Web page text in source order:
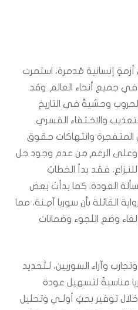
إنسانية مُدمرة، استمرت
جميع أنحاء العالم. وقد
وحشيةً في التاريخ
والاخـتفاء القسري
المتفجرة وانتهاكات حقوق
وعلى الرغم من عدم وجود حل
فقد بدأ الخطابُ
العودة. كما بدأتْ بعض
القائلة بأن سوريا آمِـنة، مما
وضع اللجوء وضمانات
وآراء السوريين، لـتَحديد
مناسبةً لتسهيل عودة
خلال توفير بحثٍ أولـي وتحليل